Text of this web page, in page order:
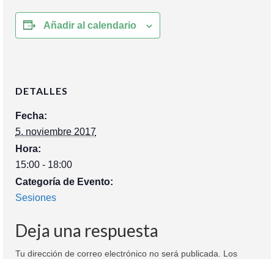
Añadir al calendario
DETALLES
Fecha:
5. noviembre 2017
Hora:
15:00 - 18:00
Categoría de Evento:
Sesiones
Deja una respuesta
Tu dirección de correo electrónico no será publicada.
Los